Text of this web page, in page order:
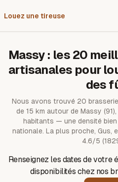
Louez une tireuse
Massy: les 20
artisanales pour
des
Nous avons trouvé 20
de 15 km autour de Massy (91)
habitants — une densité
nationale. La plus proche, Gus,
4.6/5
Renseignez les dates de votre
disponibilités chez nos